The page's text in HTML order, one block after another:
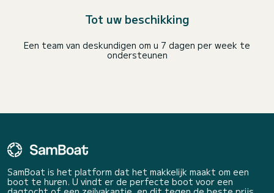
Tot uw beschikking
Een team van deskundigen om u 7 dagen per week te
ondersteunen
SamBoat is het platform dat het makkelijk maakt om een
boot te huren. U vindt er de perfecte boot voor een